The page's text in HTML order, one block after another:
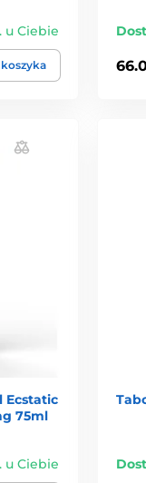
u Ciebie
Ecstatic
75ml
u Ciebie